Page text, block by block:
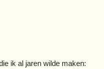
ik al jaren wilde maken: